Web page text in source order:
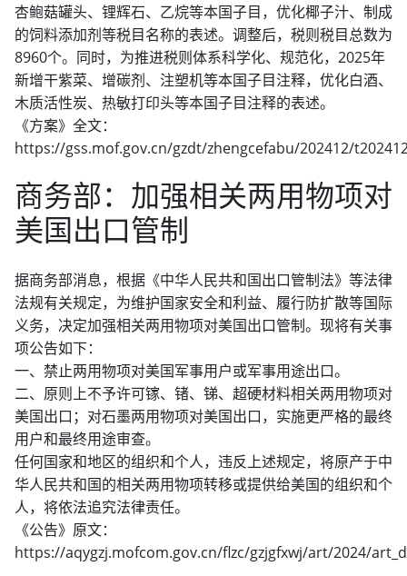
杏鲍菇罐头、锂辉石、乙烷等本国子目，优化椰子汁、制成
的饲料添加剂等税目名称的表述。调整后，税则税目总数为
8960个。同时，为推进税则体系科学化、规范化，2025年
新增干紫菜、增碳剂、注塑机等本国子目注释，优化白酒、
木质活性炭、热敏打印头等本国子目注释的表述。
《方案》全文：
https://gss.mof.gov.cn/gzdt/zhengcefabu/202412/
商务部：加强相关两用物项对
美国出口管制
据商务部消息，根据《中华人民共和国出口管制法》等法律
法规有关规定，为维护国家安全和利益、履行防扩散等国际
义务，决定加强相关两用物项对美国出口管制。现将有关事
项公告如下：
一、禁止两用物项对美国军事用户或军事用途出口。
二、原则上不予许可镓、锗、锑、超硬材料相关两用物项对
美国出口；对石墨两用物项对美国出口，实施更严格的最终
用户和最终用途审查。
任何国家和地区的组织和个人，违反上述规定，将原产于中
华人民共和国的相关两用物项转移或提供给美国的组织和个
人，将依法追究法律责任。
《公告》原文：
https://aqygzj.mofcom.gov.cn/flzc/gzjgfxwj/art/2024/